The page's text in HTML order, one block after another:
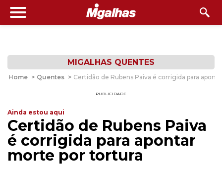
MIGALHAS QUENTES
Home > Quentes > Certidão de Rubens Paiva é corrigida para
PUBLICIDADE
Ainda estou aqui
Certidão de Rubens Paiva
é corrigida para apontar
morte por tortura